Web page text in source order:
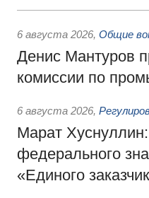
6 августа 2026, Общие
Денис Мантуров
комиссии по
6 августа 2026,
Марат
федерального
«Единого